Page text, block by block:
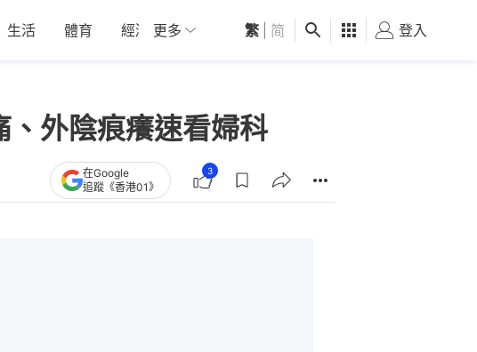
生活 體育 經濟 01深圳 觀點 健康 好食玩飛
更多 繁 简 登入
外陰痕癢速看婦科
在Google
追蹤《香港01》
3